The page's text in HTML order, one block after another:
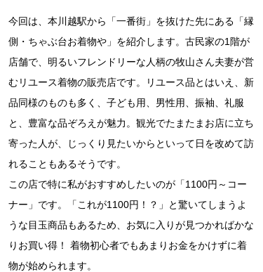
今回は、本川越駅から「一番街」を抜けた先にある「縁
側・ちゃぶ台お着物や」を紹介します。古民家の1階が
店舗で、明るいフレンドリーな人柄の牧山さん夫妻が営
むリユース着物の販売店です。リユース品とはいえ、新
品同様のものも多く、子ども用、男性用、振袖、礼服
と、豊富な品ぞろえが魅力。観光でたまたまお店に立ち
寄った人が、じっくり見たいからといって日を改めて訪
れることもあるそうです。
この店で特に私がおすすめしたいのが「1100円～コー
ナー」です。「これが1100円！？」と驚いてしまうよ
うな目玉商品もあるため、お気に入りが見つかればかな
りお買い得！ 着物初心者でもあまりお金をかけずに着
物が始められます。